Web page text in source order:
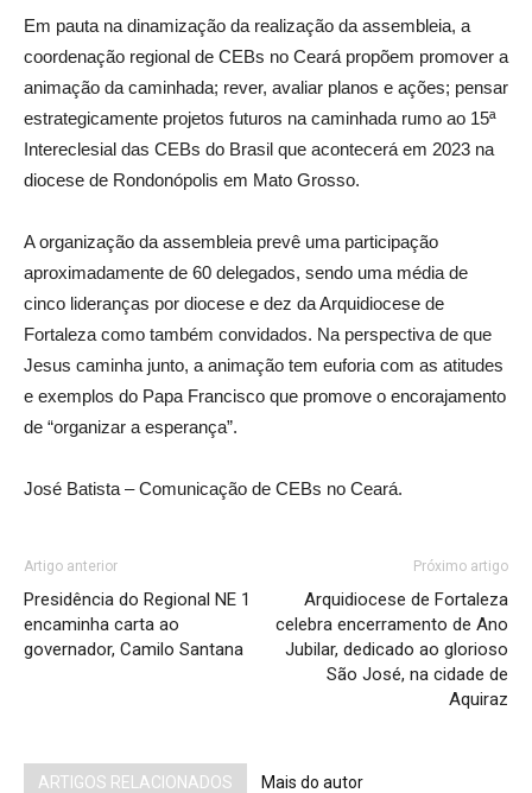
Em pauta na dinamização da realização da assembleia, a
coordenação regional de CEBs no Ceará propõem promover a
animação da caminhada; rever, avaliar planos e ações; pensar
estrategicamente projetos futuros na caminhada rumo ao 15ª
Intereclesial das CEBs do Brasil que acontecerá em 2023 na
diocese de Rondonópolis em Mato Grosso.
A organização da assembleia prevê uma participação
aproximadamente de 60 delegados, sendo uma média de
cinco lideranças por diocese e dez da Arquidiocese de
Fortaleza como também convidados. Na perspectiva de que
Jesus caminha junto, a animação tem euforia com as atitudes
e exemplos do Papa Francisco que promove o encorajamento
de “organizar a esperança”.
José Batista – Comunicação de CEBs no Ceará.
Artigo anterior
Presidência do Regional NE 1
encaminha carta ao
governador, Camilo Santana
Próximo artigo
Arquidiocese de Fortaleza
celebra encerramento de Ano
Jubilar, dedicado ao glorioso
São José, na cidade de
Aquiraz
ARTIGOS RELACIONADOS Mais do autor